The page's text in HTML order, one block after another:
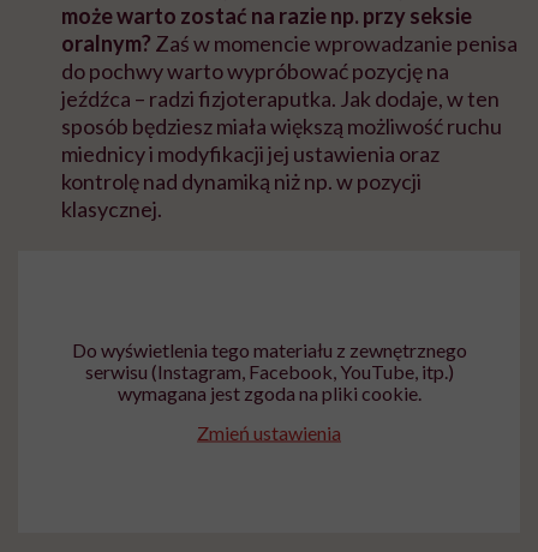
może warto zostać na razie np. przy seksie
oralnym? Zaś w momencie wprowadzanie penisa
do pochwy warto wypróbować pozycję na
jeźdźca – radzi fizjoteraputka. Jak dodaje, w ten
sposób będziesz miała większą możliwość ruchu
miednicy i modyfikacji jej ustawienia oraz
kontrolę nad dynamiką niż np. w pozycji
klasycznej.
Do wyświetlenia tego materiału z zewnętrznego
serwisu (Instagram, Facebook, YouTube, itp.)
wymagana jest zgoda na pliki cookie.
Zmień ustawienia